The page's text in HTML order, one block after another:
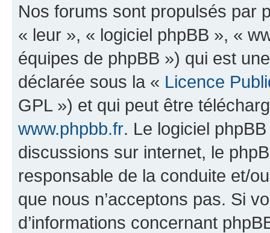
Nos forums sont propulsés par
« leur », « logiciel phpBB », «
équipes de phpBB ») qui est
déclarée sous la « Licence
GPL ») et qui peut être
www.phpbb.fr. Le logiciel
discussions sur internet, le
responsable de la conduite et/
que nous n’acceptons pas. Si
d’informations concernant